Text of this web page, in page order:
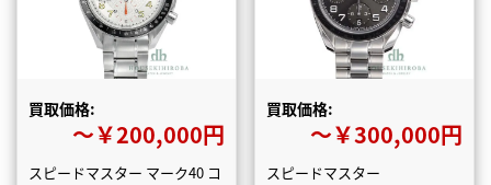
買取価格:
〜￥200,000円
スピードマスター マーク40 コ
買取価格:
〜￥300,000円
スピードマスター